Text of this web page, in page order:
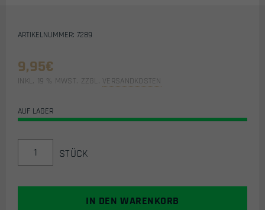
ARTIKELNUMMER: 7289
9,95€
INKL. 19 % MWST. ZZGL. VERSANDKOSTEN
AUF LAGER
AIRSOFT
STÜCK
IN DEN WARENKORB